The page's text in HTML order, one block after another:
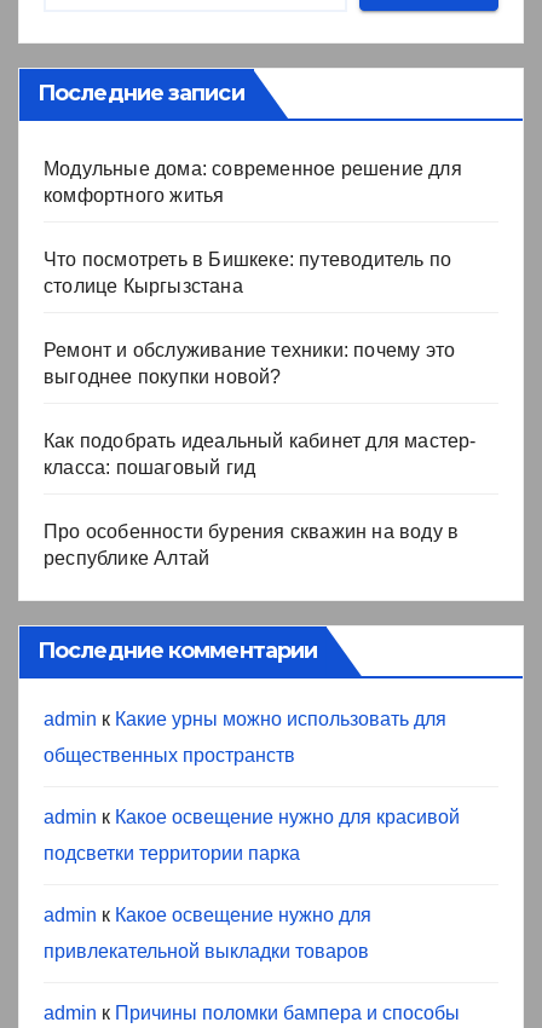
Последние записи
Модульные дома: современное решение для
комфортного житья
Что посмотреть в Бишкеке: путеводитель по
столице Кыргызстана
Ремонт и обслуживание техники: почему это
выгоднее покупки новой?
Как подобрать идеальный кабинет для мастер-
класса: пошаговый гид
Про особенности бурения скважин на воду в
республике Алтай
Последние комментарии
admin к Какие урны можно использовать для
общественных пространств
admin к Какое освещение нужно для красивой
подсветки территории парка
admin к Какое освещение нужно для
привлекательной выкладки товаров
admin к Причины поломки бампера и способы